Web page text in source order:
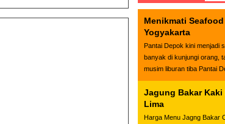
Menikmati
Yogyakarta
Pantai Depok kini menjadi
banyak di kunjungi orang,
musim liburan tiba Pantai
Jagung Bakar
Lima
Harga Menu Jagng Bakar